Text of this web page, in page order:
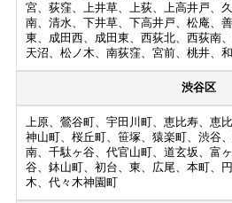
宮、荻窪、上井草、上荻、上高井戸、
南、清水、下井草、下高井戸、松庵、
東、成田西、成田東、西荻北、西荻南
天沼、松ノ木、南荻窪、宮前、桃井、
渋谷区
上原、鶯谷町、宇田川町、恵比寿、恵
神山町、桜丘町、笹塚、猿楽町、渋谷
南、千駄ヶ谷、代官山町、道玄坂、富
谷、鉢山町、初台、東、広尾、本町、
木、代々木神園町